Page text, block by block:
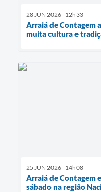
28 JUN 2026 - 12h33
Arraiá de Contagem
muita cultura e
25 JUN 2026 - 14h08
Arraiá de Contagem
sábado na região